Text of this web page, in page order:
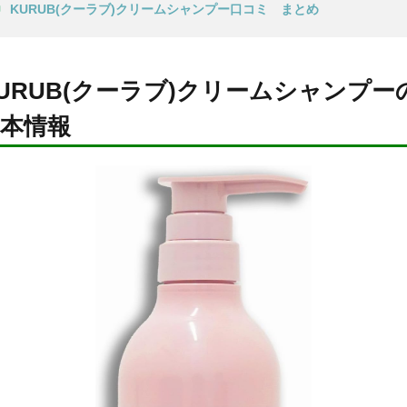
KURUB(クーラブ)クリームシャンプー口コミ まとめ
クーラブ)クリームシャンプー
情報